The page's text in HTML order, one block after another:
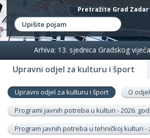
Pretražite Grad Zadar
Upravni odjel za kulturu i šport
Arhiva: 13. sjednica Gradskog
Upravni odjel za kulturu i šport
O
Programi javnih potreba u kulturi - 2026.
Program javnih potreba u tehničkoj kulturi -